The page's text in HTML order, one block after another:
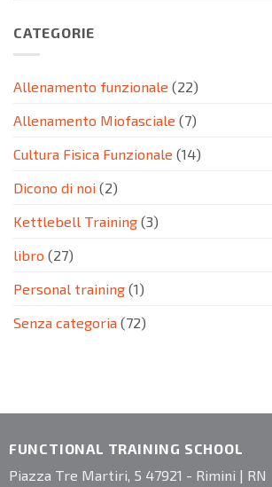
CATEGORIE
Allenamento funzionale (22)
Allenamento Miofasciale (7)
Cultura Fisica Funzionale (14)
Dicono di noi (2)
Kettlebell Training (3)
libro (27)
Personal training (1)
Senza categoria (72)
FUNCTIONAL TRAINING SCHOOL
Piazza Tre Martiri, 5 47921 - Rimini | RN